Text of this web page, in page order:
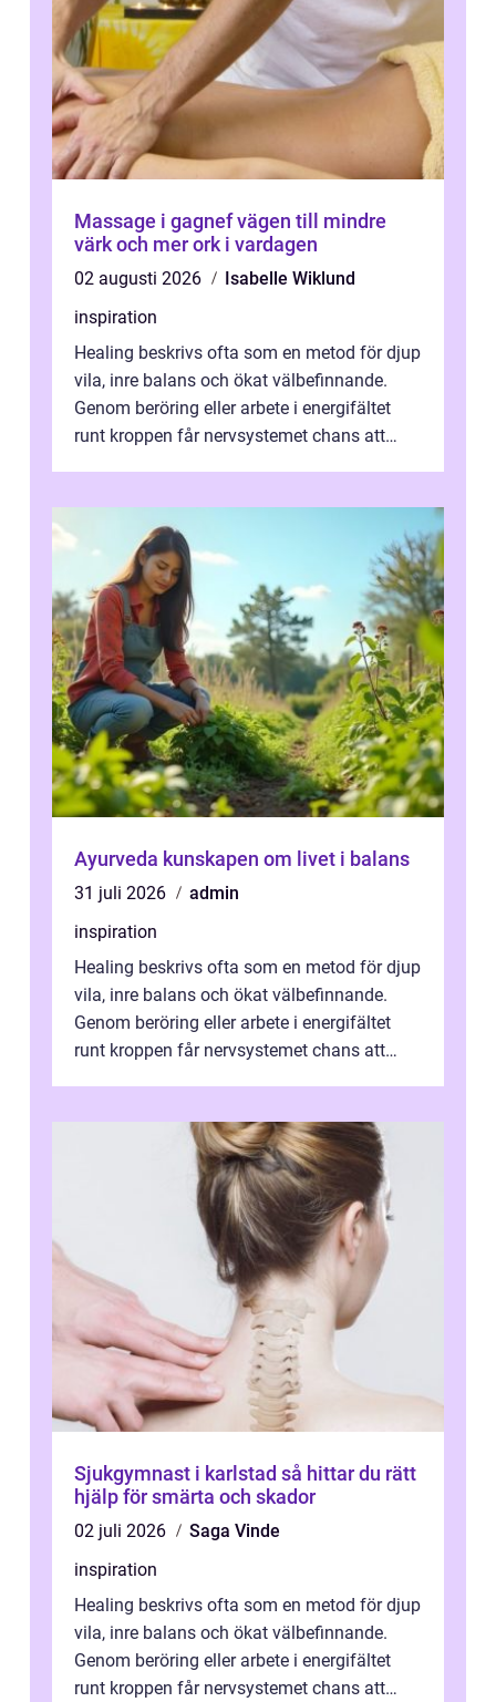
Massage i gagnef vägen till mindre
värk och mer ork i vardagen
02 augusti 2026
Isabelle Wiklund
inspiration
Healing beskrivs ofta som en metod för djup
vila, inre balans och ökat välbefinnande.
Genom beröring eller arbete i energifältet
runt kroppen får nervsystemet chans att
Ayurveda kunskapen om livet i balans
31 juli 2026
admin
inspiration
Healing beskrivs ofta som en metod för djup
vila, inre balans och ökat välbefinnande.
Genom beröring eller arbete i energifältet
runt kroppen får nervsystemet chans att
Sjukgymnast i karlstad så hittar du rätt
hjälp för smärta och skador
02 juli 2026
Saga Vinde
inspiration
Healing beskrivs ofta som en metod för djup
vila, inre balans och ökat välbefinnande.
Genom beröring eller arbete i energifältet
runt kroppen får nervsystemet chans att